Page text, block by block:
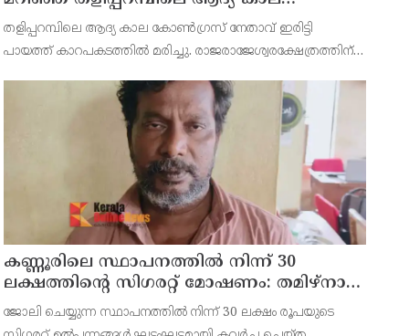
കോണ്‍ഗ്രസ് നേതാവ് മരിച്ചു
തളിപ്പറമ്പിലെ ആദ്യ കാല കോണ്‍ഗ്രസ് നേതാവ് ഇരിട്ടി
പായത്ത് കാറപകടത്തില്‍ മരിച്ചു. രാജരാജേശ്വരക്ഷേത്രത്തിന്
എം.കെ.കേശവനാ(74)ണ് മരിച്ചത്.
കണ്ണൂരിലെ സ്ഥാപനത്തിൽ നിന്ന് 30
ലക്ഷത്തിന്റെ സിഗരറ്റ് മോഷണം: തമിഴ്‌നാട്
സ്വദേശിയായ സെയിൽസ്മാൻ
തെങ്കാശിയിൽ പിടിയിൽ
ജോലി ചെയ്യുന്ന സ്ഥാപനത്തിൽ നിന്ന് 30 ലക്ഷം രൂപയുടെ